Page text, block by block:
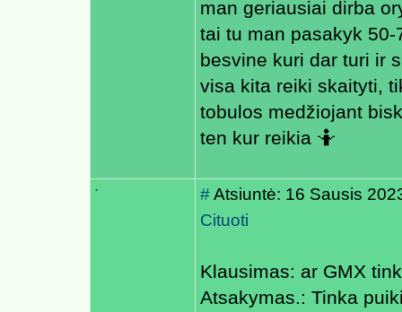
man geriausiai dirba
tai tu man pasakyk 50-
besvine kuri dar turi ir
visa kita reiki skaityti,
tobulos medžiojant
ten kur reikia 🤷
. #Atsiuntė: 16 Sausis
Cituoti
Klausimas: ar GMX
Atsakymas.: Tinka